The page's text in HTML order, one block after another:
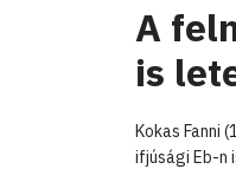
A
is
Kokas Fanni
ifjúsági Eb-n